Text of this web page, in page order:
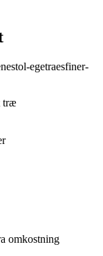
egetraesfiner-
træ
omkostning